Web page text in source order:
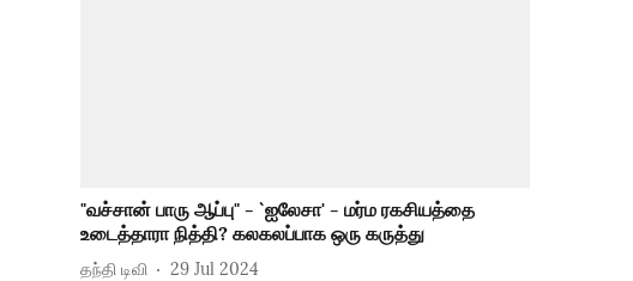
"வச்சான் பாரு ஆப்பு" - `ஐலேசா' - மர்ம ரகசியத்தை
உடைத்தாரா நித்தி? கலகலப்பாக ஒரு கருத்து
தந்தி டிவி 29 Jul 2024